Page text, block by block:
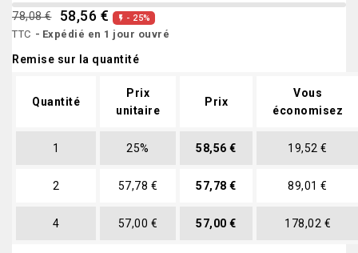
78,08 € 58,56 €  - 25%
TTC Expédié en 1 jour ouvré
Remise sur la quantité
Quantité
Prix
unitaire
Prix
Vous
économisez
1 25% 58,56 € 19,52 €
2 57,78 € 57,78 € 89,01 €
4 57,00 € 57,00 € 178,02 €